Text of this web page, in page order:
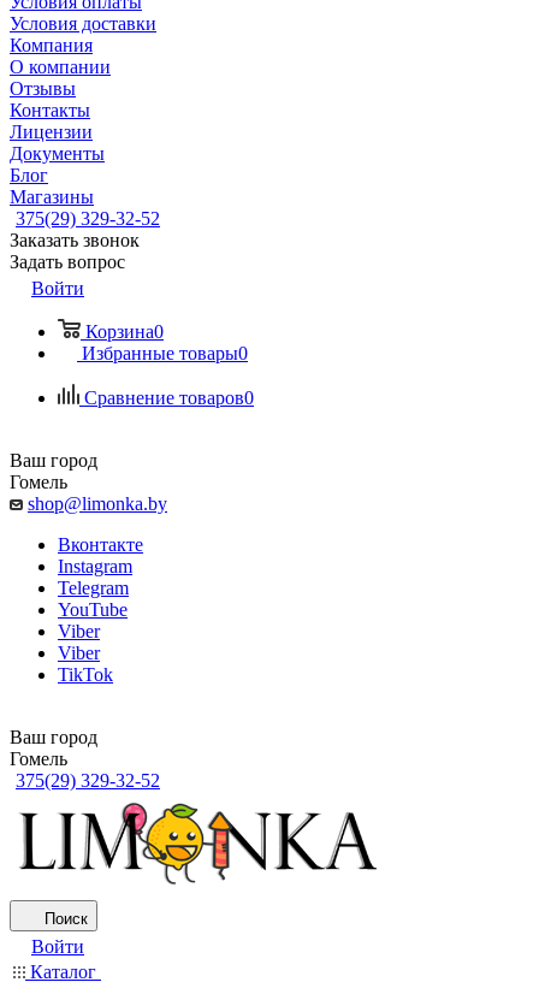
Условия доставки
Компания
О компании
Отзывы
Контакты
Лицензии
Документы
Блог
Магазины
375(29) 329-32-52
Заказать звонок
Задать вопрос
Войти
Корзина0
Избранные товары0
Сравнение товаров0
Ваш город
Гомель
shop@limonka.by
Вконтакте
Instagram
Telegram
YouTube
Viber
Viber
TikTok
Ваш город
Гомель
375(29) 329-32-52
Поиск
Войти
Каталог